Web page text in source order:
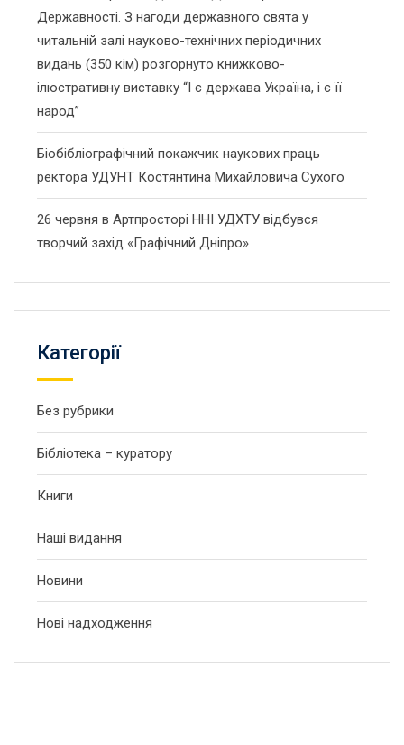
Державності. З нагоди державного свята у
читальній залі науково-технічних періодичних
видань (350 кім) розгорнуто книжково-
ілюстративну виставку “І є держава Україна, і є її
народ”
Біобібліографічний покажчик наукових праць
ректора УДУНТ Костянтина Михайловича Сухого
26 червня в Артпросторі ННІ УДХТУ відбувся
творчий захід «Графічний Дніпро»
Категорії
Без рубрики
Бібліотека – куратору
Книги
Наші видання
Новини
Нові надходження